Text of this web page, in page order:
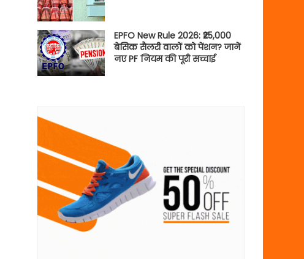
EPFO New Rule 2026: ₹25,000
बेसिक सैलरी वालों को पेंशन? जानें
नए PF नियम की पूरी सच्चाई